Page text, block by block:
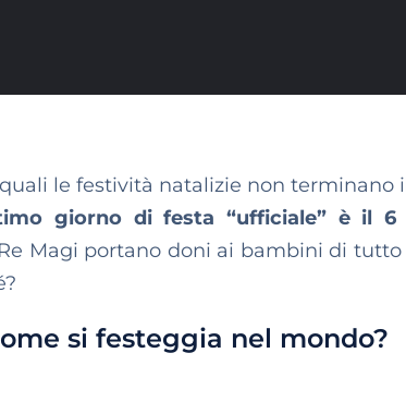
le festività natalizie non terminano
giorno di festa “ufficiale” è il
Magi portano doni ai bambini di
si festeggia nel mondo?